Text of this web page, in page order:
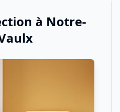
à Notre-